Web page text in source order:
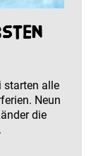
starten alle
Neun
die